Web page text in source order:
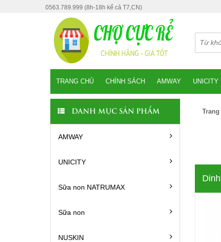
0563.789.999 (8h-18h kể cả T7,CN)
TRANG CHỦ CHÍNH SÁCH AMWAY UNICITY
DANH MỤC SẢN PHẨM
AMWAY
UNICITY
Sữa non NATRUMAX
Sữa non
NUSKIN